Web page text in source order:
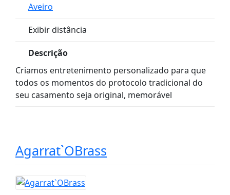
Aveiro
Exibir distância
Descrição
Criamos entretenimento personalizado para que
todos os momentos do protocolo tradicional do
seu casamento seja original, memorável
Agarrat`OBrass